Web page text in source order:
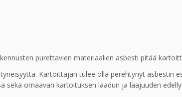
purettavien materiaalien asbesti pitää
Kartoittajan tulee olla perehtynyt asbestin
sekä omaavan kartoituksen laadun ja laajuuden